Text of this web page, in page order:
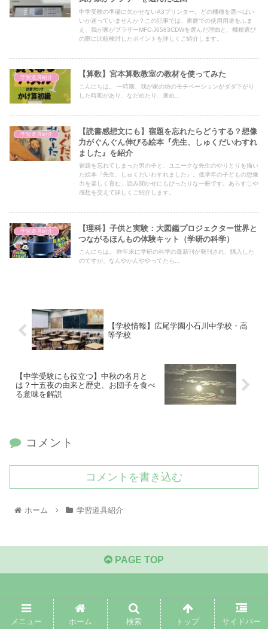
中学受験の準備に欠かせないA3プリンター。どの機種を選べばい
いか迷っていませんか？この記事では、家庭での使用用途をふま
え、我が家がブラザーMFC-J6583CDWを選んだ理由と、機種選び
の際に比較検討したポイントを詳しくご紹介します。
学習道具紹介 【算数】宮本算数教室の教材を使ってみた
こんにちは。 一時期、我が家の坊のモチベーションがダダ下がり
した時期があり、なだめたり、褒め...
学習道具紹介
【読書感想文にも】宿題を忘れたらどうする？想像
力がぐんぐん伸びる絵本『先生、しゅくだいわすれ
ました』を紹介
宿題を忘れてしまった男の子と、ユニークな先生のやりとりを描い
た絵本『先生、しゅくだいわすれました』。低学年の子どもの想像
力を楽しく育む、読み聞かせにもぴったりな一冊です。あらすじや
感想を交えて詳しくご紹介します。
学習道具紹介
【理科】子供と実験：大図鑑プロジェクター世界と
つながるほんもの体験キット（学研の科学）
こんにちは。 昨年末に学研の科学の最新刊が発刊され、購入した
のですが、なんやかんややってたら...
【学校情報】広尾学園小石川中学校・高
等学校
【中学受験にも役立つ】中秋の名月と
は？十五夜の由来と歴史、お団子を食べ
る意味を解説
コメント
コメントを書き込む
ホーム 学習道具紹介
PAGE TOP
らく〜にたのし〜く中学受験
© 2021 らく〜にたのし〜く中学受験.
メニュー ホーム 検索 トップ サイドバー